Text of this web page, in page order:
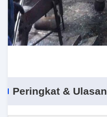
Peringkat & Ulasan